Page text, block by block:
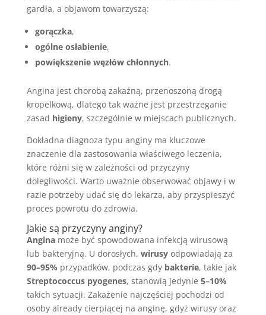
gardła, a objawom towarzyszą:
gorączka,
ogólne osłabienie,
powiększenie węzłów chłonnych.
Angina jest chorobą zakaźną, przenoszoną drogą
kropelkową, dlatego tak ważne jest przestrzeganie
zasad higieny, szczególnie w miejscach publicznych.
Dokładna diagnoza typu anginy ma kluczowe
znaczenie dla zastosowania właściwego leczenia,
które różni się w zależności od przyczyny
dolegliwości. Warto uważnie obserwować objawy i w
razie potrzeby udać się do lekarza, aby przyspieszyć
proces powrotu do zdrowia.
Jakie są przyczyny anginy?
Anginamoże być spowodowana infekcją wirusową
lub bakteryjną. U dorosłych, wirusyodpowiadają za
90–95% przypadków, podczas gdy bakterie, takie jak
Streptococcus pyogenes, stanowią jedynie 5–10%
takich sytuacji. Zakażenie najczęściej pochodzi od
osoby already cierpiącej na anginę, gdyż wirusy oraz